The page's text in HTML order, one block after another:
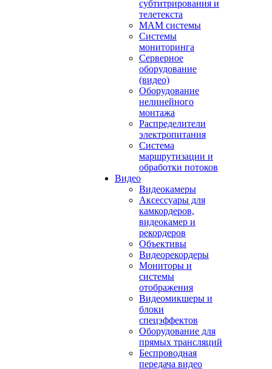
субтитрирования и
телетекста
MAM системы
Системы
мониторинга
Серверное
оборудование
(видео)
Оборудование
нелинейного
монтажа
Распределители
электропитания
Система
маршрутизации и
обработки потоков
Видео
Видеокамеры
Аксессуары для
камкордеров,
видеокамер и
рекордеров
Объективы
Видеорекордеры
Мониторы и
системы
отображения
Видеомикшеры и
блоки
спецэффектов
Оборудование для
прямых трансляций
Беспроводная
передача видео